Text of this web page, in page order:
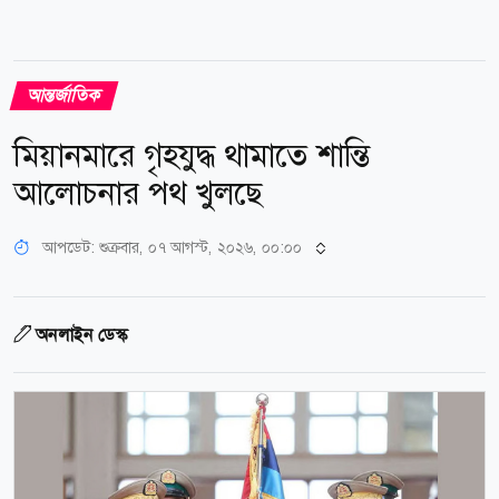
আন্তর্জাতিক
মিয়ানমারে গৃহযুদ্ধ থামাতে শান্তি
আলোচনার পথ খুলছে
আপডেট: শুক্রবার, ০৭ আগস্ট, ২০২৬, ০০:০০
অনলাইন ডেস্ক